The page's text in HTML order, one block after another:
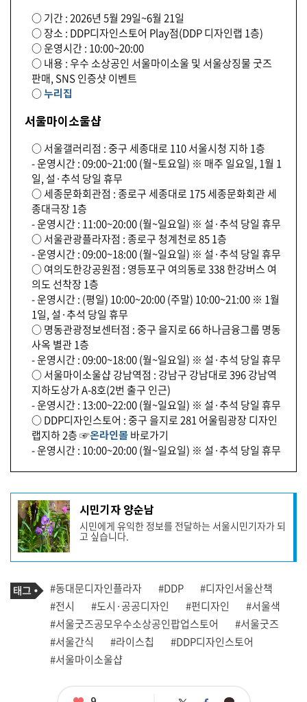
○ 기간 : 2026년 5월 29일~6월 21일
○ 장소 : DDP디자인스토어 Play점(DDP 디자인랩 1층)
○ 운영시간 : 10:00~20:00
○ 내용 : 우수 소상공인 서울마이소울 및 서울상징물 굿즈
판매, SNS 인증샷 이벤트
○누리집
서울마이소울샵
○ 서울갤러리점 : 중구 세종대로 110 서울시청 지하 1층
- 운영시간 : 09:00~21:00 (월~토요일) ※ 매주 일요일, 1월 1
일, 설·추석 당일 휴무
○ 세종문화회관점 : 종로구 세종대로 175 세종문화회관 세
종대극장 1층
- 운영시간 : 11:00~20:00 (월~일요일) ※ 설·추석 당일 휴무
○ 서울관광플라자점 : 종로구 청계천로 85 1층
- 운영시간 : 09:00~18:00 (월~일요일) ※ 설·추석 당일 휴무
○ 여의도한강공원점 : 영등포구 여의동로 338 한강버스 여
의도 선착장 1층
- 운영시간 : (평일) 10:00~20:00 (주말) 10:00~21:00 ※ 1월
1일, 설·추석 당일 휴무
○ 명동관광정보센터점 : 중구 을지로 66 하나금융그룹 명동
사옥 별관 1층
- 운영시간 : 09:00~18:00 (월~일요일) ※ 설·추석 당일 휴무
○ 서울마이소울샵 강남역점 : 강남구 강남대로 396 강남역
지하도상가 A-8호(2번 출구 인근)
- 운영시간 : 13:00~22:00 (월~일요일) ※ 설·추석 당일 휴무
○ DDP디자인스토어 : 중구 을지로 281 어울림광장 디자인
랩지하 2층 ☞온라인몰바로가기
- 운영시간 : 10:00~20:00 (월~일요일) ※ 설·추석 당일 휴무
기
사
작
성
자
프
필
시민기자 양순남
시민에게 유익한 정보를 전달하는 서울시민기자가 되
고 싶습니다.
기
사
관
련
태
그
태
그
#동대문디자인플라자 #DDP
#디자인서울산책
#전시
#도시·공공디자인 #펀디자인
#서울색
#서울굿즈공모우수소상공인팝업스토어
#서울굿즈
#서울간식
#라이스칩
#DDP디자인스토어
#서울마이소울샵